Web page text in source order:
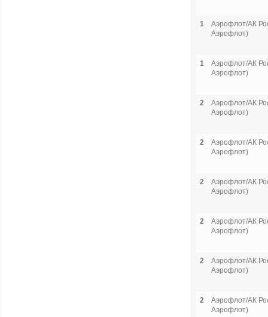
1
Аэрофлот/АК
Аэрофлот)
1
Аэрофлот/АК
Аэрофлот)
2
Аэрофлот/АК
Аэрофлот)
2
Аэрофлот/АК
Аэрофлот)
2
Аэрофлот/АК
Аэрофлот)
2
Аэрофлот/АК
Аэрофлот)
2
Аэрофлот/АК
Аэрофлот)
2
Аэрофлот/АК
Аэрофлот)